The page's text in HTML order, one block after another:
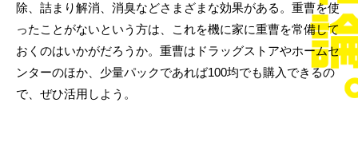
除、詰まり解消、消臭などさまざまな効果がある。重曹を使
ったことがないという方は、これを機に家に重曹を常備して
おくのはいかがだろうか。重曹はドラッグストアやホームセ
ンターのほか、少量パックであれば100均でも購入できるの
で、ぜひ活用しよう。